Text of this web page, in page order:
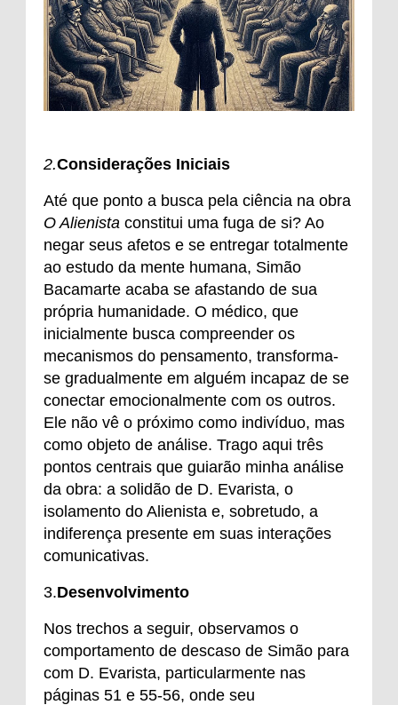
2.Considerações Iniciais
Até que ponto a busca pela ciência na obra
O Alienista constitui uma fuga de si? Ao
negar seus afetos e se entregar totalmente
ao estudo da mente humana, Simão
Bacamarte acaba se afastando de sua
própria humanidade. O médico, que
inicialmente busca compreender os
mecanismos do pensamento, transforma-
se gradualmente em alguém incapaz de se
conectar emocionalmente com os outros.
Ele não vê o próximo como indivíduo, mas
como objeto de análise. Trago aqui três
pontos centrais que guiarão minha análise
da obra: a solidão de D. Evarista, o
isolamento do Alienista e, sobretudo, a
indiferença presente em suas interações
comunicativas.
3.Desenvolvimento
Nos trechos a seguir, observamos o
comportamento de descaso de Simão para
com D. Evarista, particularmente nas
páginas 51 e 55-56, onde seu